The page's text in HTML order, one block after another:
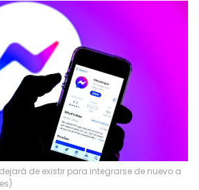
de existir para integrarse de nuevo a
)